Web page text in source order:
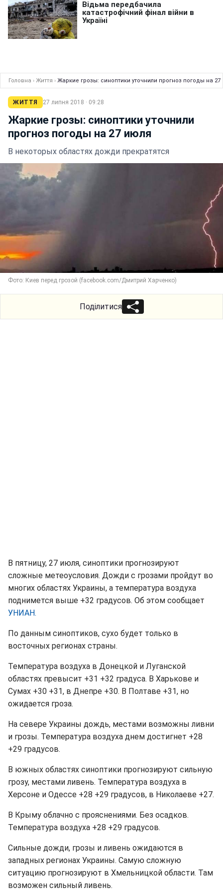
Головна › Життя › Жаркие грозы: синоптики уточнили прогноз погоды на 27
ЖИТТЯ 27 липня 2018 · 09:28
Жаркие грозы: синоптики уточнили
прогноз погоды на 27 июля
В некоторых областях дожди прекратятся
Фото: Киев перед грозой (facebook.com/Дмитрий Харченко)
Поділитися
В пятницу, 27 июля, синоптики прогнозируют
сложные метеоусловия. Дожди с грозами пройдут во
многих областях Украины, а температура воздуха
поднимется выше +32 градусов. Об этом сообщает
УНИАН.
По данным синоптиков, сухо будет только в
восточных регионах страны.
Температура воздуха в Донецкой и Луганской
областях превысит +31 +32 градуса. В Харькове и
Сумах +30 +31, в Днепре +30. В Полтаве +31, но
ожидается гроза.
На севере Украины дождь, местами возможны ливни
и грозы. Температура воздуха днем достигнет +28
+29 градусов.
В южных областях синоптики прогнозируют сильную
грозу, местами ливень. Температура воздуха в
Херсоне и Одессе +28 +29 градусов, в Николаеве +27.
В Крыму облачно с прояснениями. Без осадков.
Температура воздуха +28 +29 градусов.
Сильные дожди, грозы и ливень ожидаются в
западных регионах Украины. Самую сложную
ситуацию прогнозируют в Хмельницкой области. Там
возможен сильный ливень.